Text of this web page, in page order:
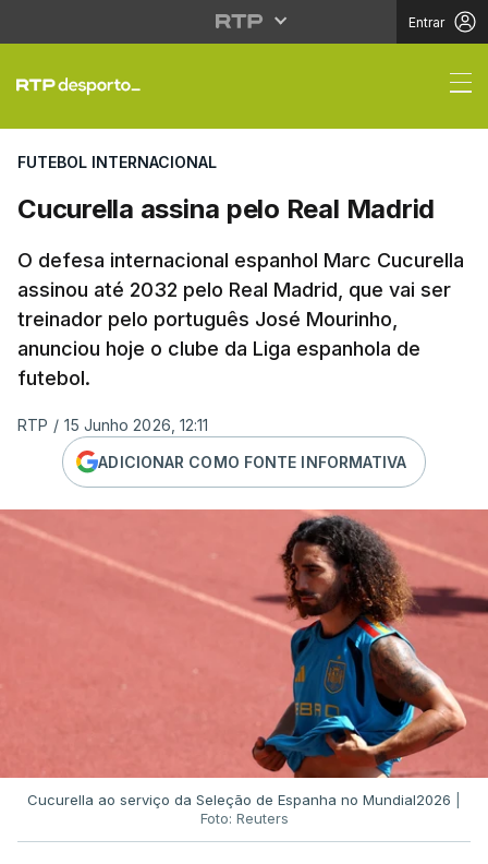
Entrar
Cucurella assina pelo
FUTEBOL INTERNACIONAL
Cucurella assina pelo Real Madrid
O defesa internacional espanhol Marc Cucurella
assinou até 2032 pelo Real Madrid, que vai ser
treinador pelo português José Mourinho,
anunciou hoje o clube da Liga espanhola de
futebol.
RTP / 15 Junho 2026, 12:11
ADICIONAR COMO FONTE INFORMATIVA
Cucurella ao serviço da Seleção de Espanha no Mundial2026
Foto: Reuters